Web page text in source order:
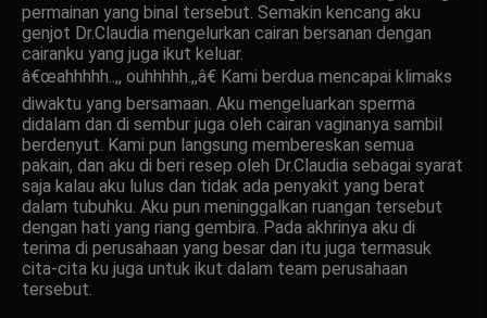
permainan yang binal tersebut. Semakin kencang aku
genjot Dr.Claudia mengelurkan cairan bersanan dengan
cairanku yang juga ikut keluar.
â€œahhhhh..,, ouhhhhh.,,â€ Kami berdua mencapai klimaks
diwaktu yang bersamaan. Aku mengeluarkan sperma
didalam dan di sembur juga oleh cairan vaginanya sambil
berdenyut. Kami pun langsung membereskan semua
pakain, dan aku di beri resep oleh Dr.Claudia sebagai syarat
saja kalau aku lulus dan tidak ada penyakit yang berat
dalam tubuhku. Aku pun meninggalkan ruangan tersebut
dengan hati yang riang gembira. Pada akhrinya aku di
terima di perusahaan yang besar dan itu juga termasuk
cita-cita ku juga untuk ikut dalam team perusahaan
tersebut.